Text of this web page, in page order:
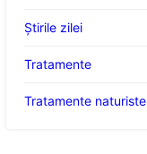
Știrile zilei
Tratamente
Tratamente naturiste